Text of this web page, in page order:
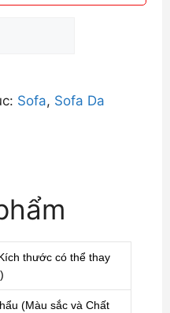
Sofa, Sofa Da
thước có thể thay
(Màu sắc và Chất